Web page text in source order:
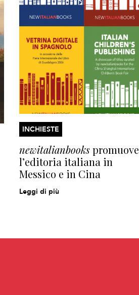
INCHIESTE
newitalianbookspromuove
l’editoria italiana in
Messico e in Cina
Leggi di più